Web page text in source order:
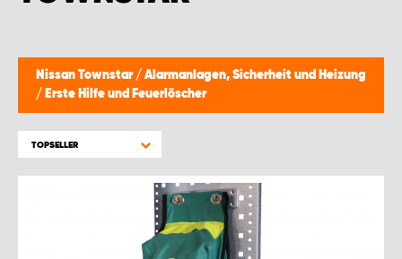
Nissan Townstar / Alarmanlagen, Sicherheit und Heizung
/ Erste Hilfe und Feuerlöscher
TOPSELLER
WORK SYSTEM GERA
WORK SYSTEM HAMBURG
WORK SYSTEM LUDWIGSHAFEN
WORK SYSTEM MAGDEBURG